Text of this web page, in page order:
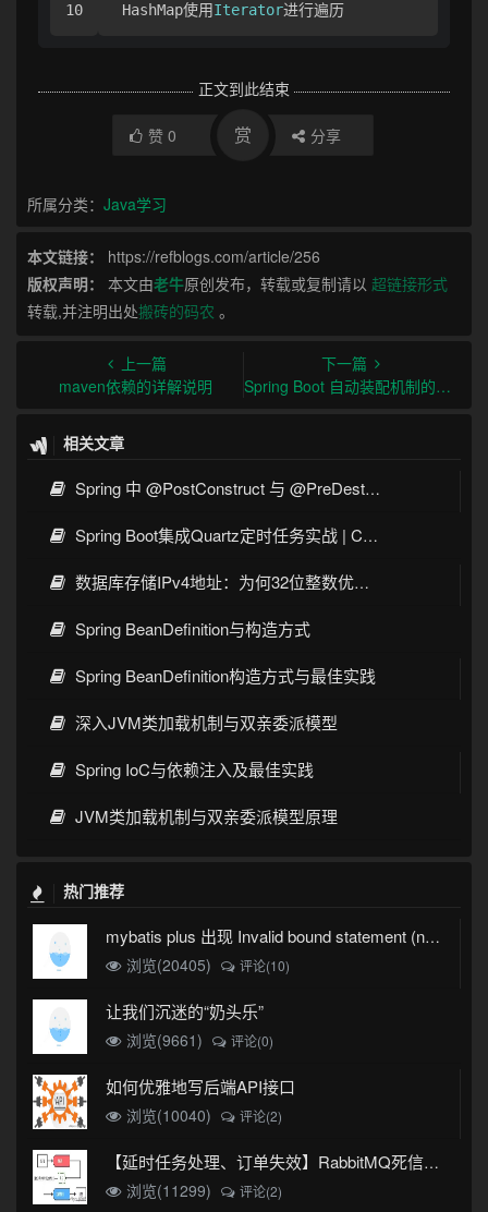
HashMap使用Iterator进行遍历
正文到此结束
赞 0 赏 分享
所属分类： Java学习
本文链接：
https://refblogs.com/article/256
版权声明：
本文由老牛原创发布，转载或复制请以 超链接形式
转载,并注明出处搬砖的码农 。
上一篇
maven依赖的详解说明
下一篇
Spring Boot 自动装配机制的理解
相关文章
Spring 中 @PostConstruct 与 @PreDestroy 的完整与实战
Spring Boot集成Quartz定时任务实战 | Cron表达式详解
数据库存储IPv4地址：为何32位整数优于字符串 | 性能分析
Spring BeanDefinition与构造方式
Spring BeanDefinition构造方式与最佳实践
深入JVM类加载机制与双亲委派模型
Spring IoC与依赖注入及最佳实践
JVM类加载机制与双亲委派模型原理
热门推荐
mybatis plus 出现 Invalid bound statement (not found)
浏览(20405)
评论(10)
让我们沉迷的“奶头乐”
浏览(9661) 评论(0)
如何优雅地写后端API接口
浏览(10040) 评论(2)
【延时任务处理、订单失效】RabbitMQ死信队列实现
浏览(11299)
评论(2)